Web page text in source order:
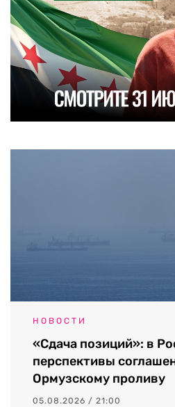
НОВОСТИ
«Сдача позиций»: в
перспективы
Ормузскому проливу
05.08.2026 / 21:00